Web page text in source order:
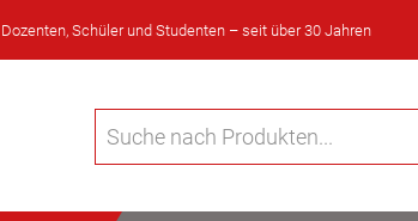
Schüler und Studenten – seit über 30 Jahren